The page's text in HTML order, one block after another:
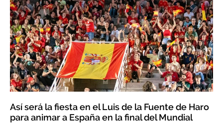
Así será la fiesta en el Luis de la Fuente de Haro
para animar a España en la final del Mundial